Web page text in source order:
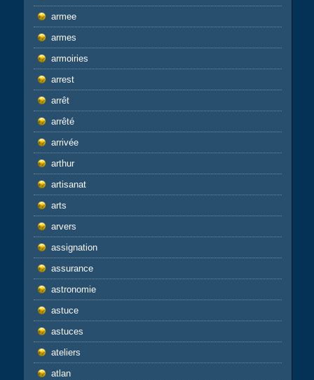
armee
armes
armoiries
arrest
arrêt
arrêté
arrivée
arthur
artisanat
arts
arvers
assignation
assurance
astronomie
astuce
astuces
ateliers
atlan